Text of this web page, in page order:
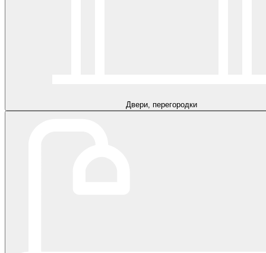
Двери, перегородки